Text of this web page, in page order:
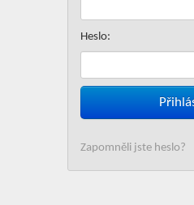
Heslo:
Zapomněli jste heslo?